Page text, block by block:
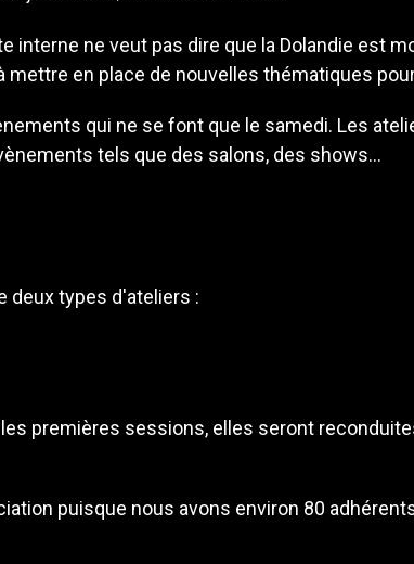
interne ne veut pas dire que la Dolandie est
mettre en place de nouvelles thématiques
qui ne se font que le samedi. Les
tels que des salons, des shows...
deux types d'ateliers :
premières sessions, elles seront
puisque nous avons environ 80